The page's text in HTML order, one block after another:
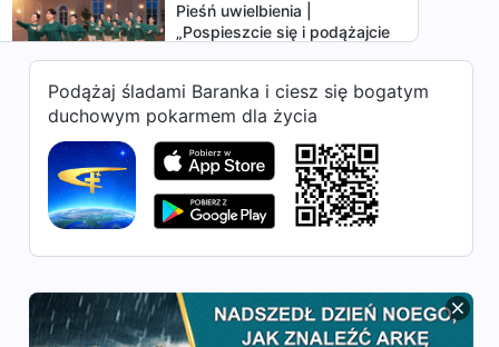
Pieśń uwielbienia |
„Pospieszcie się i podążajcie
Pieśń uwielbienia | „Dzieło
Boże jest takie realne” (Taniec
chrześcijański)
4:23
Piosenka chrześcijańska |
„Miłość Boga zbliża nas do
Pieśń uwielbienia |
Podążaj śladami Baranka i ciesz się bogatym
duchowym pokarmem dla życia